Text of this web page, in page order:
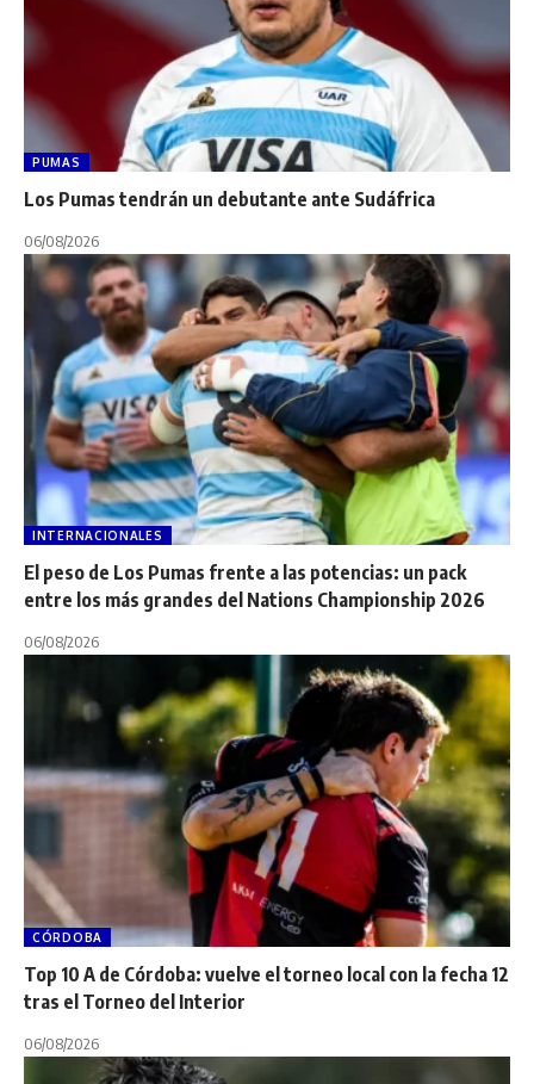
PUMAS
Los Pumas tendrán un debutante ante Sudáfrica
06/08/2026
INTERNACIONALES
El peso de Los Pumas frente a las potencias: un pack
entre los más grandes del Nations Championship 2026
06/08/2026
CÓRDOBA
Top 10 A de Córdoba: vuelve el torneo local con la fecha 12
tras el Torneo del Interior
06/08/2026